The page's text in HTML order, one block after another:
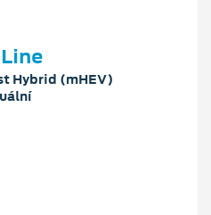
Hybrid (mHEV)